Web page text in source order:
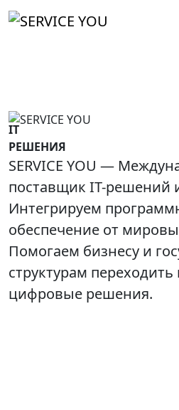
IT
РЕШЕНИЯ
SERVICE YOU —
поставщик IT-решений
Интегрируем
обеспечение от
Помогаем бизнесу и
структурам
цифровые решения.